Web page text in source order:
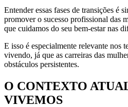
Entender essas fases de transições é
promover o sucesso profissional das
que cuidamos do seu bem-estar nas
E isso é especialmente relevante nos
vivendo, já que as carreiras das
obstáculos persistentes.
O CONTEXTO
VIVEMOS